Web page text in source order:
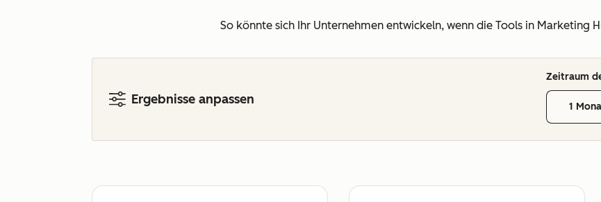
So könnte sich Ihr Unternehmen entwickeln, wenn die Tools in Marketing
Ergebnisse anpassen
Zeitraum
1